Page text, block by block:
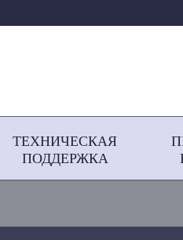
ТЕХНИЧЕСКАЯ
ПОДДЕРЖКА